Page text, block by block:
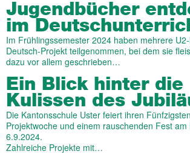
Jugendbücher
im
Im Frühlingssemester 2024 haben mehrere
Deutsch-Projekt teilgenommen, bei dem sie
dazu vor allem geschrieben…
Ein Blick hinter die
Kulissen des
Die Kantonsschule Uster feiert ihren
Projektwoche und einem rauschenden Fest am
6.9.2024.
Zahlreiche Projekte mit…